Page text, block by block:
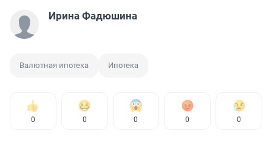
Ирина Фадюшина
Валютная ипотека Ипотека
0 0 0 0 0